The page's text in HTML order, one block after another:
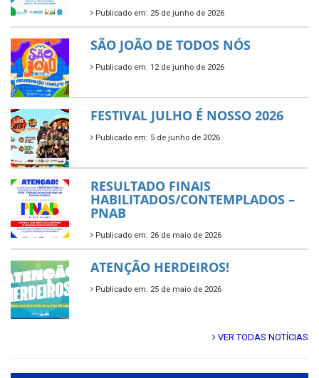
Publicado em: 25 de junho de 2026
SÃO JOÃO DE TODOS NÓS
Publicado em: 12 de junho de 2026
FESTIVAL JULHO É NOSSO 2026
Publicado em: 5 de junho de 2026
RESULTADO FINAIS
HABILITADOS/CONTEMPLADOS –
PNAB
Publicado em: 26 de maio de 2026
ATENÇÃO HERDEIROS!
Publicado em: 25 de maio de 2026
VER TODAS NOTÍCIAS